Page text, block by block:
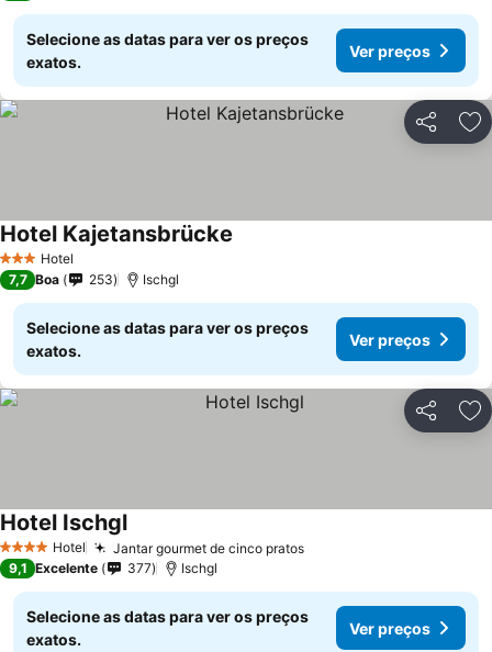
Selecione as datas para ver os preços
exatos.
Ver preços
Partilhar
3 EstrelasHotel
Hotel Kajetansbrücke
7,7 Boa 253 Ischgl
Selecione as datas para ver os preços
exatos.
Ver preços
Partilhar
4 EstrelasHotel Jantar gourmet de cinco pratosVer preços
Hotel IschglVer preços
9,1 Excelente 377 Ischgl
Selecione as datas para ver os preços
exatos.
Ver preços